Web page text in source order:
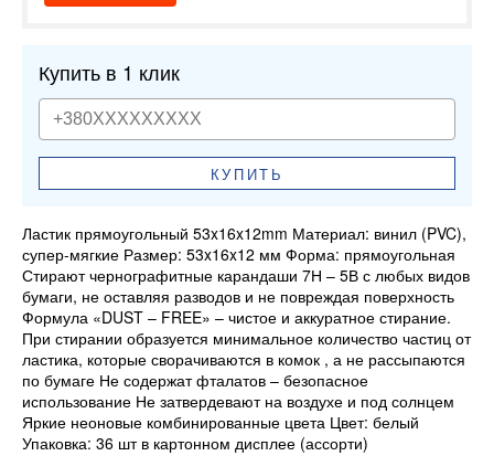
Купить в 1 клик
КУПИТЬ
Ластик прямоугольный 53x16x12mm Материал: винил (PVC),
супер-мягкие Размер: 53x16x12 мм Форма: прямоугольная
Стирают чернографитные карандаши 7Н – 5В с любых видов
бумаги, не оставляя разводов и не повреждая поверхность
Формула «DUST – FREE» – чистое и аккуратное стирание.
При стирании образуется минимальное количество частиц от
ластика, которые сворачиваются в комок , а не рассыпаются
по бумаге Не содержат фталатов – безопасное
использование Не затвердевают на воздухе и под солнцем
Яркие неоновые комбинированные цвета Цвет: белый
Упаковка: 36 шт в картонном дисплее (ассорти)